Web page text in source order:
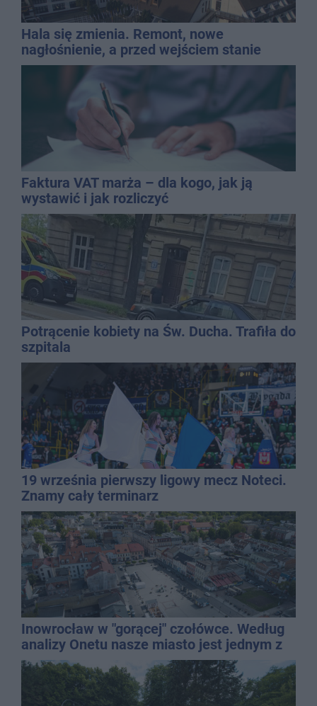
Hala się zmienia. Remont, nowe
nagłośnienie, a przed wejściem stanie
QEMETICA ARENA
Faktura VAT marża – dla kogo, jak ją
wystawić i jak rozliczyć
Potrącenie kobiety na Św. Ducha. Trafiła do
szpitala
19 września pierwszy ligowy mecz Noteci.
Znamy cały terminarz
Inowrocław w "gorącej" czołówce. Według
analizy Onetu nasze miasto jest jednym z
najbardziej narażonych na upały